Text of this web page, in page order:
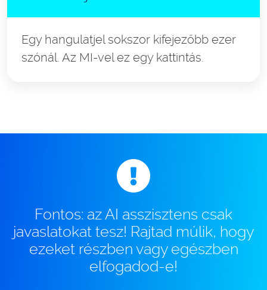
Egy hangulatjel sokszor kifejezőbb ezer
szónál. Az MI-vel ez egy kattintás.
Fontos: az AI asszisztens csak
javaslatokat tesz! Rajtad múlik, hogy
ezeket részben vagy egészben
elfogadod-e!